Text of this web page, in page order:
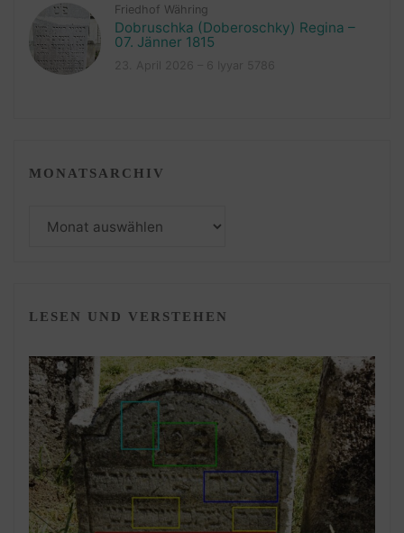
Friedhof Währing
Dobruschka (Doberoschky) Regina –
07. Jänner 1815
MONATSARCHIV
LESEN UND VERSTEHEN